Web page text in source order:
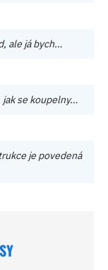
ale já bych…
jak se koupelny…
je povedená